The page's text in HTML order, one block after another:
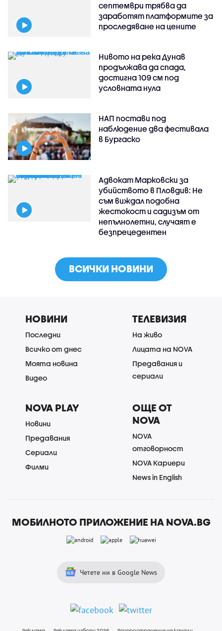
септември трябва да
заработят платформите за
проследяване на цените
Нивото на река Дунав
продължава да спада,
достигна 109 см под
условната нула
НАП постави под
наблюдение два фестивала
в Бургаско
Адвокат Марковски за
убийството в Пловдив: Не
съм виждал подобна
жестокост и садизъм от
непълнолетни, случаят е
безпрецедентен
ВСИЧКИ НОВИНИ
НОВИНИ
Последни
Всичко от днес
Моята новина
Видео
ТЕЛЕВИЗИЯ
На живо
Лицата на NOVA
Предавания и
сериали
NOVA PLAY
Новини
Предавания
Сериали
Филми
ОЩЕ ОТ
NOVA
NOVA
отговорност
NOVA Кариери
News in English
МОБИЛНОТО ПРИЛОЖЕНИЕ НА NOVA.BG
Четете ни в Google News